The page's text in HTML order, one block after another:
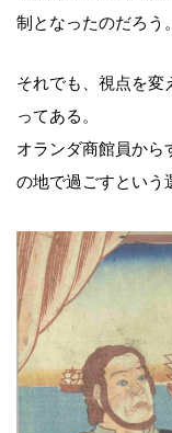
制となったのだろう。
それでも、視点を変
ってある。
オランダ商館員から
の地で過ごすという